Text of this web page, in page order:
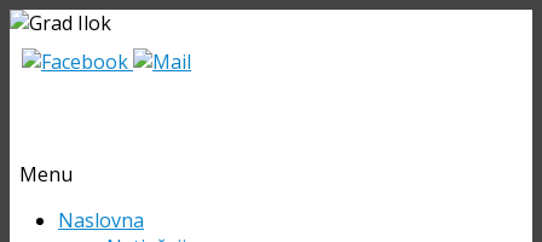
Menu
Skip Naslovna